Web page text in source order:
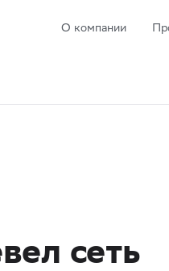
О компании
сеть